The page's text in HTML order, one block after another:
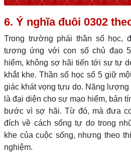
6. Ý nghĩa đuôi 0302
Trong trường phái thần số học,
tương ứng với con số chủ đạo
hiểm, không sợ hãi tiến tới sự tự
khắt khe. Thần số học số 5 giữ
giác khát vọng tựu do. Năng
là đại diện cho sự mạo hiểm, bản
bước vì sợ hãi. Từ đó, mà đưa
đích về cách sống tự do trong
khe của cuộc sống, nhưng theo
nghiệm.